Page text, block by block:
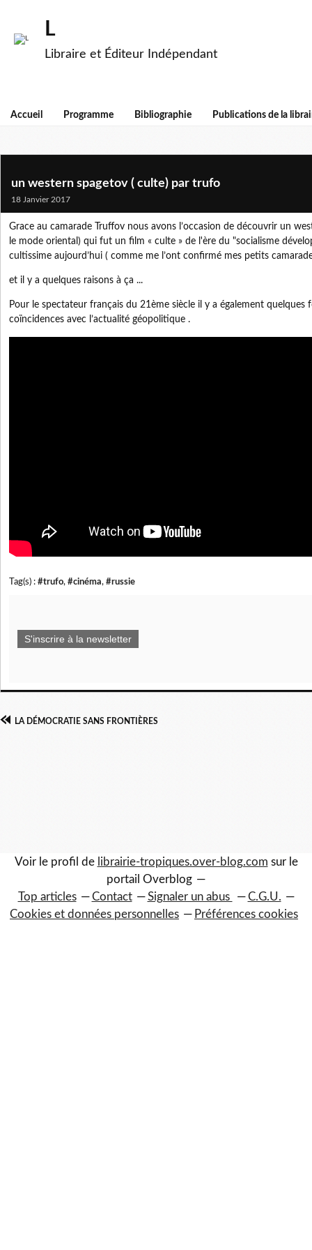
L
Libraire et Éditeur Indépendant
Accueil Programme Bibliographie Publications de la
un western spagetov ( culte) par trufo
18 Janvier 2017
Grace au camarade Truffov nous avons l’occasion de découvrir un
le mode oriental) qui fut un film « culte » de l'ère du "socialisme
cultissime aujourd’hui ( comme me l’ont confirmé mes petits
et il y a quelques raisons à ça ...
Pour le spectateur français du 21ème siècle il y a également
coïncidences avec l’actualité géopolitique .
Tag(s) : #trufo, #cinéma, #russie
S'inscrire à la newsletter
LA DÉMOCRATIE SANS FRONTIÈRES
Voir le profil de librairie-tropiques.over-blog.com sur le
portail Overblog
Top articles
Contact Signaler un abus
C.G.U.
Cookies et données personnelles
Préférences cookies